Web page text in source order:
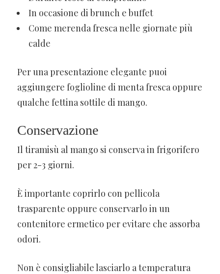
In occasione di brunch e buffet
Come merenda fresca nelle giornate più
calde
Per una presentazione elegante puoi
aggiungere foglioline di menta fresca oppure
qualche fettina sottile di mango.
Conservazione
Il tiramisù al mango si conserva in frigorifero
per 2-3 giorni.
È importante coprirlo con pellicola
trasparente oppure conservarlo in un
contenitore ermetico per evitare che assorba
odori.
Non è consigliabile lasciarlo a temperatura